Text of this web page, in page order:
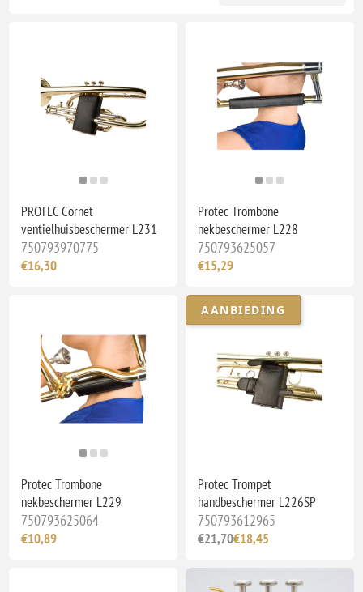
PROTEC Cornet
ventielhuisbeschermer L231
750793970775
€16,30
Protec Trombone
nekbeschermer L228
750793625057
€15,29
Protec Trombone
nekbeschermer L229
750793625064
€10,89
AANBIEDING
Protec Trompet
handbeschermer L226SP
750793612965
€21,70€18,45